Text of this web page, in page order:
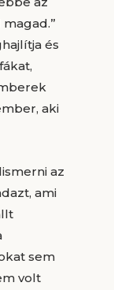
és
aki
az
ami
sem
volt